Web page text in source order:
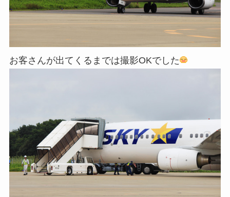
お客さんが出てくるまでは撮影OKでした